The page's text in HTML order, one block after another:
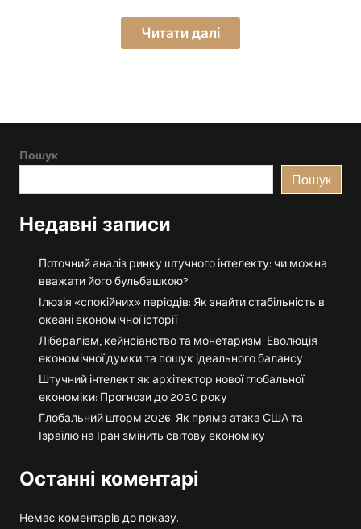
Читати далі
Пошук
Пошук
Недавні записи
Поточний аналіз ринку штучного інтелекту: чи можна
вважати його бульбашкою?
Ілюзія «спокійних» періодів: Як знайти стабільність в
океані економічної історії
Лібералізм, кейнсіанство та монетаризм: Еволюція
економічної думки та пошук ідеального балансу
Штучний інтелект як архітектор нової глобальної
економіки: Прогнози до 2030 року
Глобальний шторм 2026: Як пряма атака США та
Ізраїлю на Іран змінить світову економіку
Останні коментарі
Немає коментарів до показу.